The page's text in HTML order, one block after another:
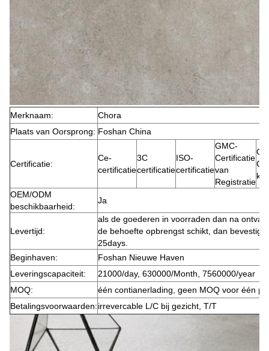
Merknaam:
Chora
Plaats van Oorsprong: Foshan China
Certificatie:
Ce-
certificatie
3C
certificatie
ISO-
certificatie
GMC-
Certificatie
van
Registratie
OEM/ODM
beschikbaarheid:
Ja
Levertijd:
als de goederen in voorraden dan na
de behoefte opbrengst schikt, dan
25days.
Beginhaven:
Foshan Nieuwe Haven
Leveringscapaciteit:
21000/day, 630000/Month, 7560000/year
MOQ:
één contianerlading, geen MOQ voor één
Betalingsvoorwaarden:irrevercable L/C bij gezicht, T/T